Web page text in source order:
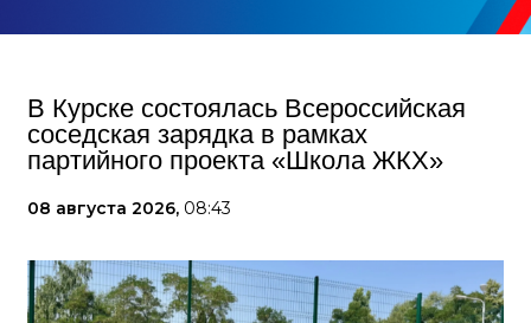
В Курске состоялась Всероссийская
соседская зарядка в рамках
партийного проекта «Школа ЖКХ»
08 августа 2026, 08:43